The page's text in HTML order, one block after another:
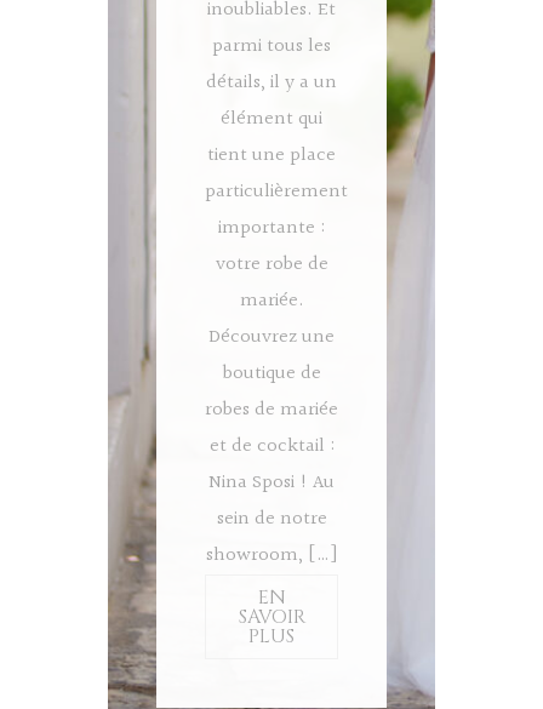
inoubliables. Et
parmi tous les
détails, il y a un
élément qui
tient une place
particulièrement
importante :
votre robe de
mariée.
Découvrez une
boutique de
robes de mariée
et de cocktail :
Nina Sposi ! Au
sein de notre
showroom, […]
EN
SAVOIR
PLUS